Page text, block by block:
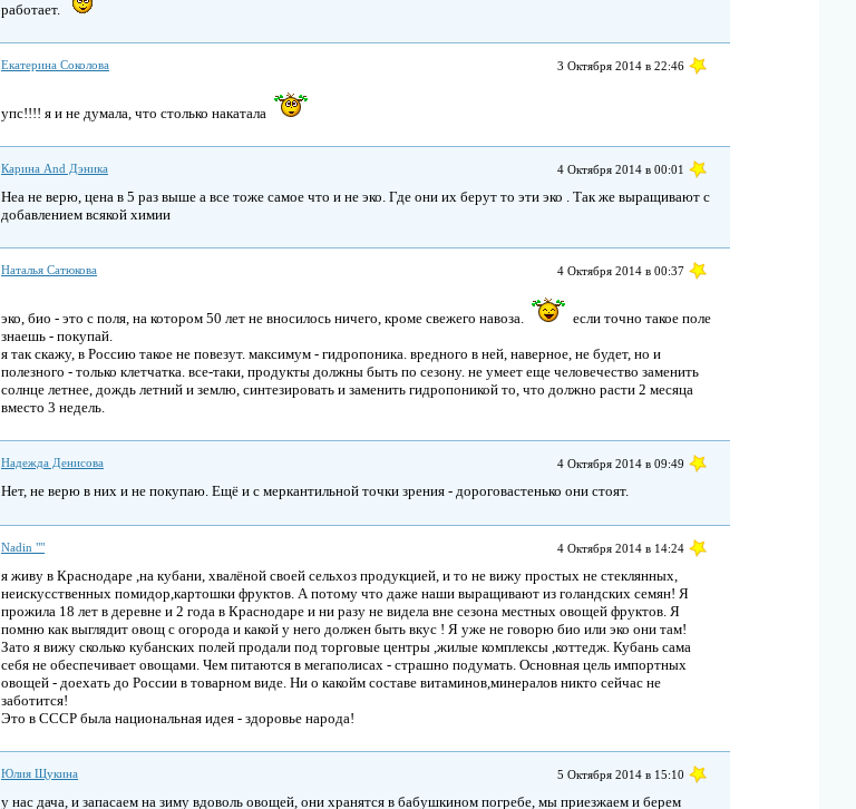
работает.
Екатерина Соколова 3 Октября 2014 в 22:46
упс!!!! я и не думала, что столько накатала
Карина And Дэника 4 Октября 2014 в 00:01
Неа не верю, цена в 5 раз выше а все тоже самое что и не эко. Где они их берут то эти эко . Так же выращивают с
добавлением всякой химии
Наталья Сатюкова 4 Октября 2014 в 00:37
эко, био - это с поля, на котором 50 лет не вносилось ничего, кроме свежего навоза.
если точно такое поле
знаешь - покупай.
я так скажу, в Россию такое не повезут. максимум - гидропоника. вредного в ней, наверное, не будет, но и
полезного - только клетчатка. все-таки, продукты должны быть по сезону. не умеет еще человечество заменить
солнце летнее, дождь летний и землю, синтезировать и заменить гидропоникой то, что должно расти 2 месяца
вместо 3 недель.
Надежда Денисова 4 Октября 2014 в 09:49
Нет, не верю в них и не покупаю. Ещё и с меркантильной точки зрения - дороговастенько они стоят.
Nadin "" 4 Октября 2014 в 14:24
я живу в Краснодаре ,на кубани, хвалёной своей сельхоз продукцией, и то не вижу простых не стеклянных,
неискусственных помидор,картошки фруктов. А потому что даже наши выращивают из голандских семян! Я
прожила 18 лет в деревне и 2 года в Краснодаре и ни разу не видела вне сезона местных овощей фруктов. Я
помню как выглядит овощ с огорода и какой у него должен быть вкус ! Я уже не говорю био или эко они там!
Зато я вижу сколько кубанских полей продали под торговые центры ,жилые комплексы ,коттедж. Кубань сама
себя не обеспечивает овощами. Чем питаются в мегаполисах - страшно подумать. Основная цель импортных
овощей - доехать до России в товарном виде. Ни о какойм составе витаминов,минералов никто сейчас не
заботится!
Это в СССР была национальная идея - здоровье народа!
Юлия Щукина 5 Октября 2014 в 15:10
у нас дача, и запасаем на зиму вдоволь овощей, они хранятся в бабушкином погребе, мы приезжаем и берем